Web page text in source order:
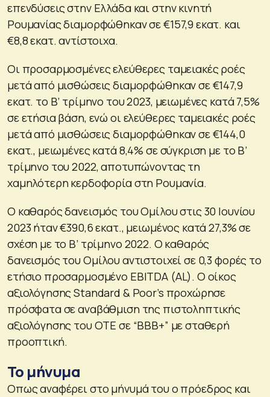
επενδύσεις στην Ελλάδα και στην κινητή
Ρουμανίας διαμορφώθηκαν σε €157,9 εκατ. και
€8,8 εκατ. αντίστοιχα.
Οι προσαρμοσμένες ελεύθερες ταμειακές ροές
μετά από μισθώσεις διαμορφώθηκαν σε €147,9
εκατ. το Β’ τρίμηνο του 2023, μειωμένες κατά 7,5%
σε ετήσια βάση, ενώ οι ελεύθερες ταμειακές ροές
μετά από μισθώσεις διαμορφώθηκαν σε €144,0
εκατ., μειωμένες κατά 8,4% σε σύγκριση με το Β’
τρίμηνο του 2022, αποτυπώνοντας τη
χαμηλότερη κερδοφορία στη Ρουμανία.
Ο καθαρός δανεισμός του Ομίλου στις 30 Ιουνίου
2023 ήταν €390,6 εκατ., μειωμένος κατά 27,3% σε
σχέση με το Β’ τρίμηνο 2022. Ο καθαρός
δανεισμός του Ομίλου αντιστοιχεί σε 0,3 φορές το
ετήσιο προσαρμοσμένο ΕΒΙTDA (AL). Ο οίκος
αξιολόγησης Standard & Poor’s προχώρησε
πρόσφατα σε αναβάθμιση της πιστοληπτικής
αξιολόγησης του OΤΕ σε “ΒΒΒ+” με σταθερή
προοπτική.
Το μήνυμα
Οπως αναφέρει στο μήνυμά του ο πρόεδρος και